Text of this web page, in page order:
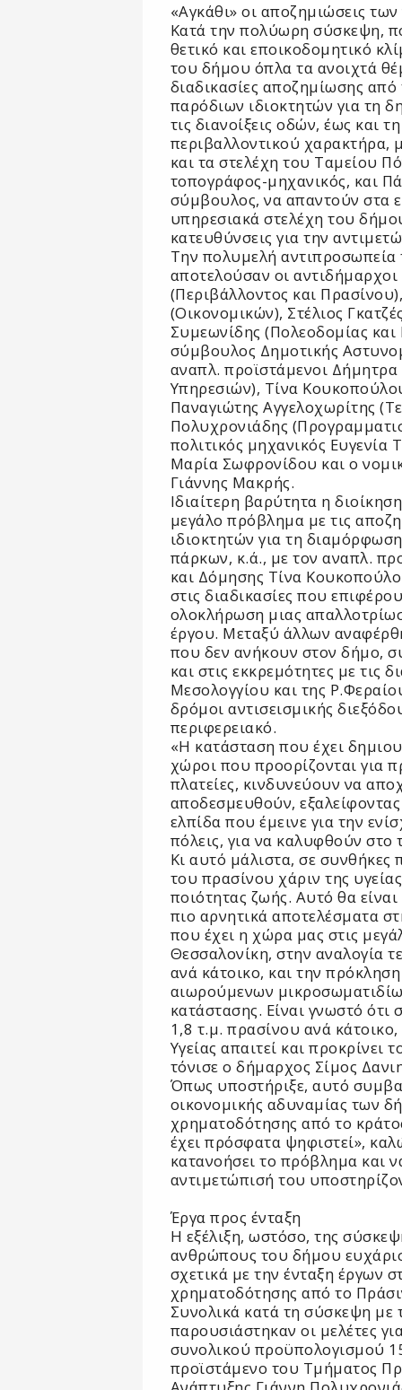
«Αγκάθι» οι αποζημιώσεις
Κατά την πολύωρη σύσκεψη,
θετικό και εποικοδομητικό
του δήμου όπλα τα ανοιχτά
διαδικασίες αποζημίωσης
παρόδιων ιδιοκτητών για τη
τις διανοίξεις οδών, έως και
περιβαλλοντικού
και τα στελέχη του Ταμείου
τοπογράφος-μηχανικός, και
σύμβουλος, να απαντούν στα
υπηρεσιακά στελέχη του
κατευθύνσεις για την
Την πολυμελή
αποτελούσαν οι
(Περιβάλλοντος και
(Οικονομικών), Στέλιος
Συμεωνίδης (Πολεοδομίας
σύμβουλος Δημοτικής
αναπλ. προϊστάμενοι
Υπηρεσιών), Τίνα
Παναγιώτης Αγγελοχωρίτης
Πολυχρονιάδης
πολιτικός μηχανικός
Μαρία Σωφρονίδου και ο
Γιάννης Μακρής.
Ιδιαίτερη βαρύτητα η
μεγάλο πρόβλημα με τις
ιδιοκτητών για τη
πάρκων, κ.ά., με τον αναπλ.
και Δόμησης Τίνα
στις διαδικασίες που
ολοκλήρωση μιας
έργου. Μεταξύ άλλων
που δεν ανήκουν στον δήμο,
και στις εκκρεμότητες με τις
Μεσολογγίου και της
δρόμοι αντισεισμικής
περιφερειακό.
«Η κατάσταση που έχει
χώροι που προορίζονται για
πλατείες, κινδυνεύουν να
αποδεσμευθούν,
ελπίδα που έμεινε για την
πόλεις, για να καλυφθούν στο
Κι αυτό μάλιστα, σε
του πρασίνου χάριν της
ποιότητας ζωής. Αυτό θα
πιο αρνητικά αποτελέσματα
που έχει η χώρα μας στις
Θεσσαλονίκη, στην αναλογία
ανά κάτοικο, και την
αιωρούμενων
κατάστασης. Είναι γνωστό
1,8 τ.μ. πρασίνου ανά
Υγείας απαιτεί και προκρίνει
τόνισε ο δήμαρχος Σίμος
Όπως υποστήριξε, αυτό
οικονομικής αδυναμίας των
χρηματοδότησης από το
έχει πρόσφατα ψηφιστεί»,
κατανοήσει το πρόβλημα και
αντιμετώπισή του
Έργα προς ένταξη
Η εξέλιξη, ωστόσο, της
ανθρώπους του δήμου
σχετικά με την ένταξη έργων
χρηματοδότησης από το
Συνολικά κατά τη σύσκεψη με
παρουσιάστηκαν οι μελέτες
συνολικού προϋπολογισμού
προϊστάμενο του Τμήματος